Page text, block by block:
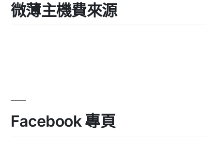
微薄主機費來源
Facebook 專頁